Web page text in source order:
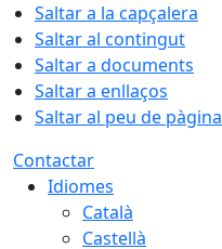
Saltar a la capçalera
Saltar al contingut
Saltar a documents
Saltar a enllaços
Saltar al peu de pàgina
Contactar
Idiomes
Català
Castellà